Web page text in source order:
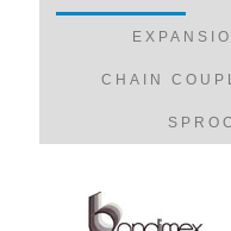
CHAIN